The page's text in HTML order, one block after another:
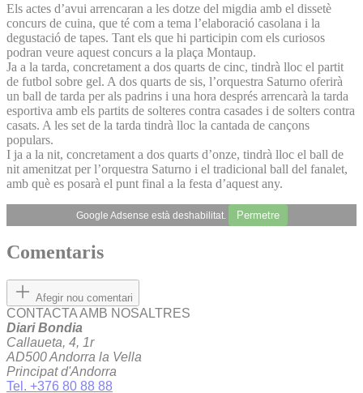
Els actes d’avui arrencaran a les dotze del migdia amb el dissetè
concurs de cuina, que té com a tema l’elaboració casolana i la
degustació de tapes. Tant els que hi participin com els curiosos
podran veure aquest concurs a la plaça Montaup.
Ja a la tarda, concretament a dos quarts de cinc, tindrà lloc el partit
de futbol sobre gel. A dos quarts de sis, l’orquestra Saturno oferirà
un ball de tarda per als padrins i una hora després arrencarà la tarda
esportiva amb els partits de solteres contra casades i de solters contra
casats. A les set de la tarda tindrà lloc la cantada de cançons
populars.
I ja a la nit, concretament a dos quarts d’onze, tindrà lloc el ball de
nit amenitzat per l’orquestra Saturno i el tradicional ball del fanalet,
amb què es posarà el punt final a la festa d’aquest any.
Google Adsense està deshabilitat. Permetre
Comentaris
Afegir nou comentari
CONTACTA AMB NOSALTRES
Diari Bondia
Callaueta, 4, 1r
AD500 Andorra la Vella
Principat d'Andorra
Tel. +376 80 88 88